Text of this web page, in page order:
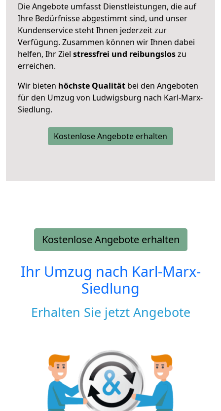
Die Angebote umfasst Dienstleistungen, die auf
Ihre Bedürfnisse abgestimmt sind, und unser
Kundenservice steht Ihnen jederzeit zur
Verfügung. Zusammen können wir Ihnen dabei
helfen, Ihr Ziel stressfrei und reibungsloszu
erreichen.
Wir bieten höchste Qualität bei den Angeboten
für den Umzug von Ludwigsburg nach Karl-Marx-
Siedlung.
Kostenlose Angebote erhalten
Kostenlose Angebote erhalten
Ihr Umzug nach Karl-Marx-
Siedlung
Erhalten Sie jetzt Angebote